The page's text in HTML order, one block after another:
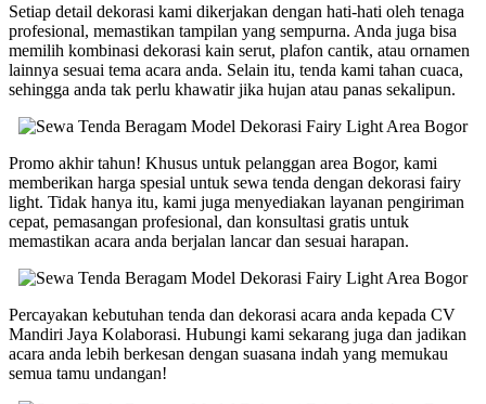
Setiap detail dekorasi kami dikerjakan dengan hati-hati oleh tenaga
profesional, memastikan tampilan yang sempurna. Anda juga bisa
memilih kombinasi dekorasi kain serut, plafon cantik, atau ornamen
lainnya sesuai tema acara anda. Selain itu, tenda kami tahan cuaca,
sehingga anda tak perlu khawatir jika hujan atau panas sekalipun.
Promo akhir tahun! Khusus untuk pelanggan area Bogor, kami
memberikan harga spesial untuk sewa tenda dengan dekorasi fairy
light. Tidak hanya itu, kami juga menyediakan layanan pengiriman
cepat, pemasangan profesional, dan konsultasi gratis untuk
memastikan acara anda berjalan lancar dan sesuai harapan.
Percayakan kebutuhan tenda dan dekorasi acara anda kepada CV
Mandiri Jaya Kolaborasi. Hubungi kami sekarang juga dan jadikan
acara anda lebih berkesan dengan suasana indah yang memukau
semua tamu undangan!